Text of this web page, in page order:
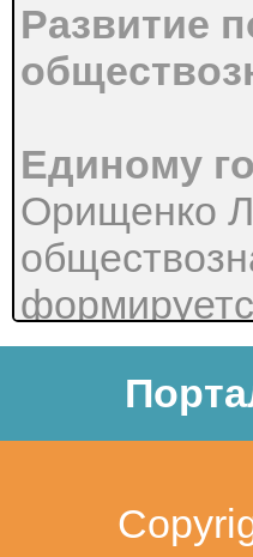
Развитие
Единому
Орищенко
может, он
моментов
можно
гибкость,